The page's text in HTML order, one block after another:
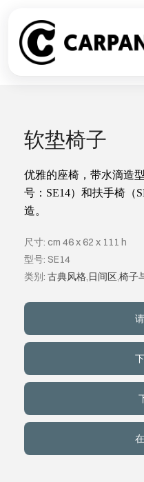
content
软垫椅子
优雅的座椅，带水滴造
号： SE14）和扶手椅（
造。
尺寸: cm 46 x 62 x 111 h
型号: SE14
类别: 古典风格,日间区,椅子